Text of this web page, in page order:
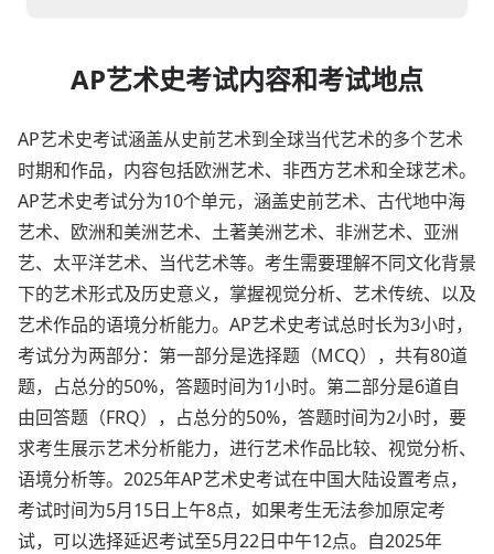
AP艺术史考试内容和考试地点
AP艺术史考试涵盖从史前艺术到全球当代艺术的多个艺术
时期和作品，内容包括欧洲艺术、非西方艺术和全球艺术。
AP艺术史考试分为10个单元，涵盖史前艺术、古代地中海
艺术、欧洲和美洲艺术、土著美洲艺术、非洲艺术、亚洲
艺、太平洋艺术、当代艺术等。考生需要理解不同文化背景
下的艺术形式及历史意义，掌握视觉分析、艺术传统、以及
艺术作品的语境分析能力。AP艺术史考试总时长为3小时，
考试分为两部分：第一部分是选择题（MCQ），共有80道
题，占总分的50%，答题时间为1小时。第二部分是6道自
由回答题（FRQ），占总分的50%，答题时间为2小时，要
求考生展示艺术分析能力，进行艺术作品比较、视觉分析、
语境分析等。2025年AP艺术史考试在中国大陆设置考点，
考试时间为5月15日上午8点，如果考生无法参加原定考
试，可以选择延迟考试至5月22日中午12点。自2025年